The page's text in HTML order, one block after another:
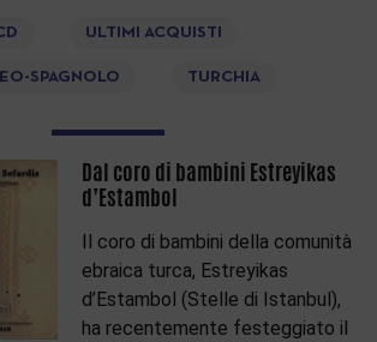
ULTIMI ACQUISTI
SPAGNOLO TURCHIA
Dal coro di bambini Estreyikas
d’Estambol
Il coro di bambini della comunità
ebraica turca, Estreyikas
d’Estambol (Stelle di Istanbul),
ha recentemente festeggiato il